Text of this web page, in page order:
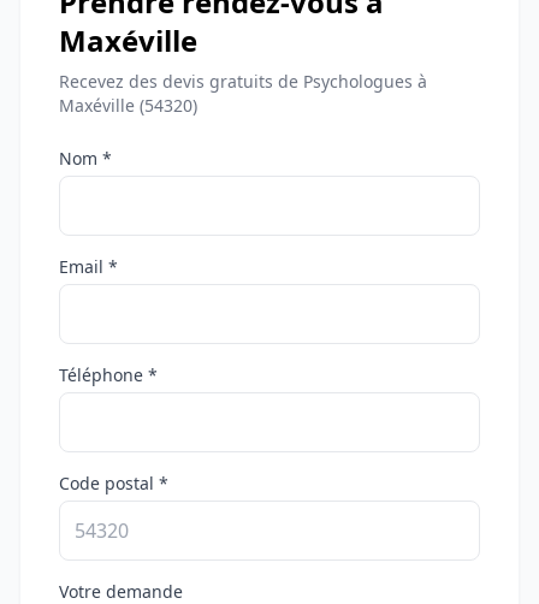
Maxéville
Recevez des devis gratuits de Psychologues à
Maxéville (54320)
Nom *
Email *
Téléphone *
Code postal *
Votre demande